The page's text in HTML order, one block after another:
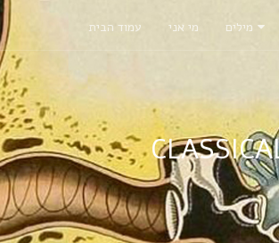
עמוד הבית מי אני מילים